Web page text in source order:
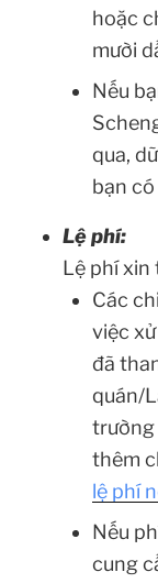
hoặc
mười
Nếu
qua,
bạn
Lệ phí:
Lệ phí xin
Các
việc
đã
quán/
trường
thêm
lệ phí
Nếu
cung